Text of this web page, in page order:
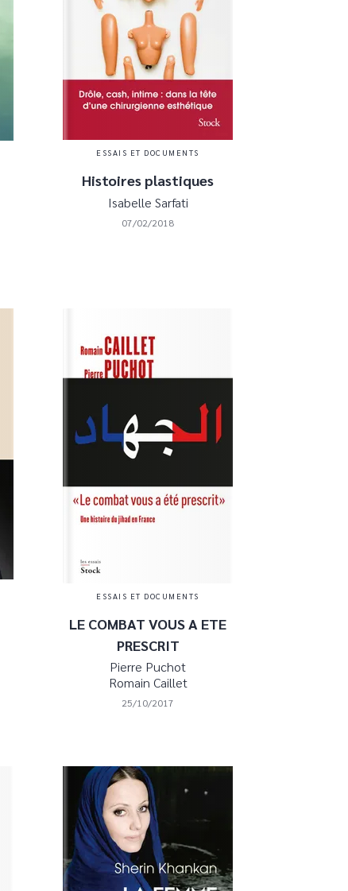
ESSAIS ET DOCUMENTS
Histoires plastiques
Isabelle Sarfati
07/02/2018
ESSAIS ET DOCUMENTS
LE COMBAT VOUS A ETE
PRESCRIT
Pierre Puchot
Romain Caillet
25/10/2017